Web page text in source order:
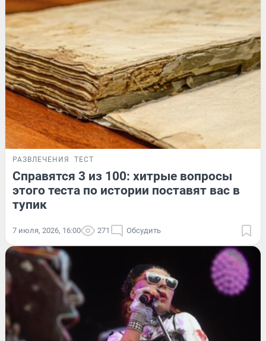
РАЗВЛЕЧЕНИЯ ТЕСТ
Справятся 3 из 100: хитрые вопросы
этого теста по истории поставят вас в
тупик
7 июля, 2026, 16:00 271 Обсудить